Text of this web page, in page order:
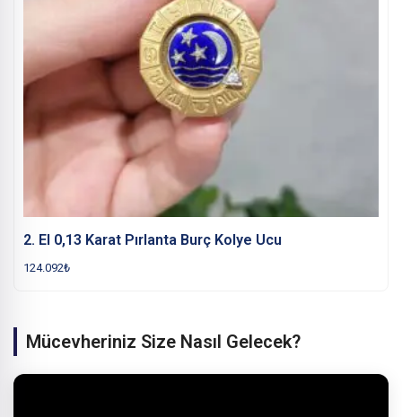
2. El 0,13 Karat Pırlanta Burç Kolye Ucu
124.092₺
Mücevheriniz Size Nasıl Gelecek?